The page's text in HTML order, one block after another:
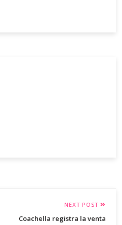
NEXT POST
Coachella registra la venta